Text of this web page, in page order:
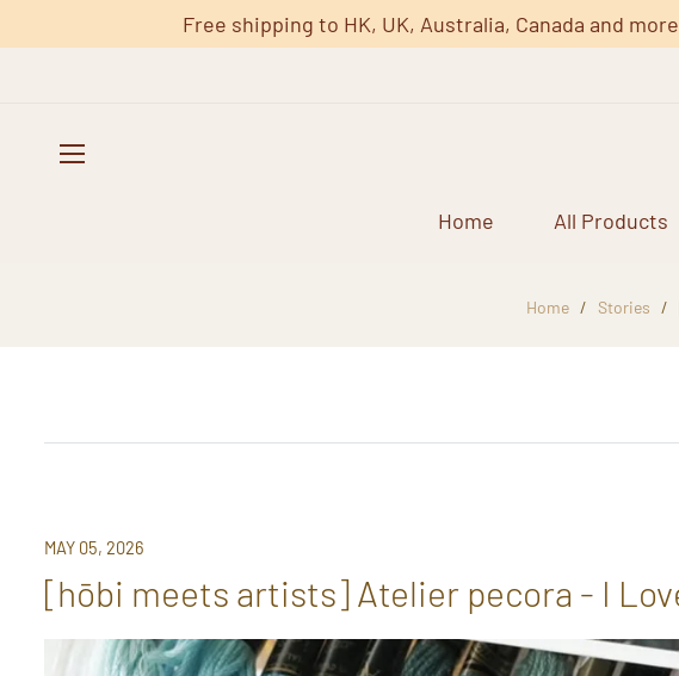
Free shipping to HK, UK, Australia, Canada and
Home All Products
Home / Stories /
MAY 05, 2026
[hōbi meets artists] Atelier pecora - I